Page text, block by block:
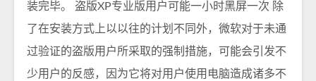
装完毕。 盗版XP专业版用户可能一小时黑屏一次 除
了在安装方式上以以往的计划不同外，微软对于未通
过验证的盗版用户所采取的强制措施，可能会引发不
少用户的反感，因为它将对用户使用电脑造成诸多不